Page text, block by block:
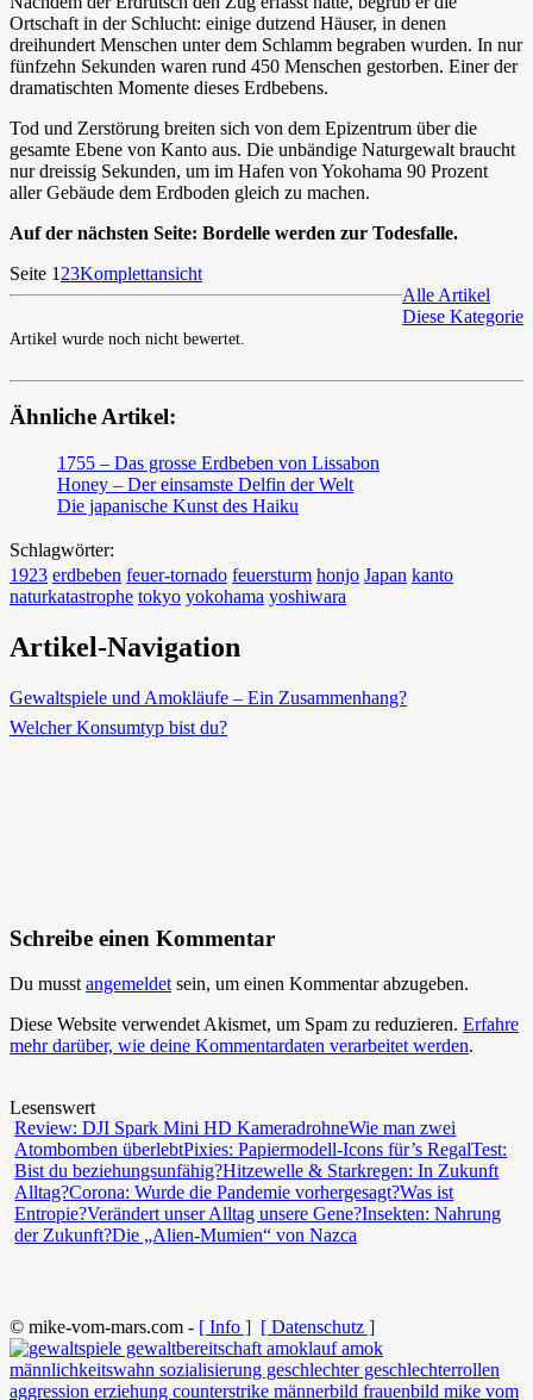
Ortschaft in der Schlucht: einige dutzend Häuser, in denen
dreihundert Menschen unter dem Schlamm begraben wurden. In nur
fünfzehn Sekunden waren rund 450 Menschen gestorben. Einer der
dramatischten Momente dieses Erdbebens.
Tod und Zerstörung breiten sich von dem Epizentrum über die
gesamte Ebene von Kanto aus. Die unbändige Naturgewalt braucht
nur dreissig Sekunden, um im Hafen von Yokohama 90 Prozent
aller Gebäude dem Erdboden gleich zu machen.
Auf der nächsten Seite: Bordelle werden zur Todesfalle.
Seite 1 23Komplettansicht
Alle Artikel
Diese Kategorie
Artikel wurde noch nicht bewertet.
Ähnliche Artikel:
1755 – Das grosse Erdbeben von Lissabon
Honey – Der einsamste Delfin der Welt
Die japanische Kunst des Haiku
Schlagwörter:
1923 erdbeben feuer-tornado feuersturm honjo Japan kanto
naturkatastrophe tokyo yokohama yoshiwara
Artikel-Navigation
Gewaltspiele und Amokläufe – Ein Zusammenhang?
Welcher Konsumtyp bist du?
Schreibe einen Kommentar
Du musst angemeldet sein, um einen Kommentar abzugeben.
Diese Website verwendet Akismet, um Spam zu reduzieren. Erfahre
mehr darüber, wie deine Kommentardaten verarbeitet werden.
Lesenswert
Review: DJI Spark Mini HD KameradrohneWie man zwei
Atombomben überlebtPixies: Papiermodell-Icons für’s RegalTest:
Bist du beziehungsunfähig?Hitzewelle & Starkregen: In Zukunft
Alltag?Corona: Wurde die Pandemie vorhergesagt?Was ist
Entropie?Verändert unser Alltag unsere Gene?Insekten: Nahrung
der Zukunft?Die „Alien-Mumien“ von Nazca
© mike-vom-mars.com - [ Info ] [ Datenschutz ]